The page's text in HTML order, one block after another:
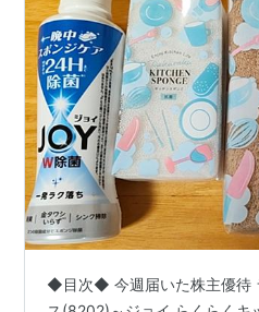
◆目次◆ 今週届いた株主優待